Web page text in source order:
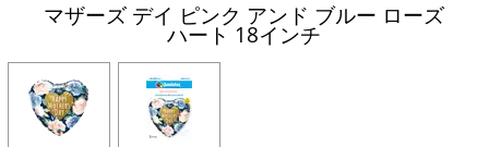
マザーズ デイ ピンク アンド ブルー ローズ
ハート 18インチ